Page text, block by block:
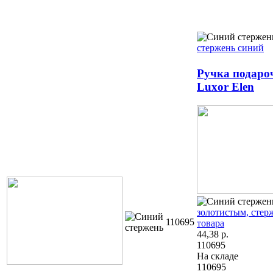
стержень синий
110695
Ручка
Luxor Elen
золотистым,
товара
44,38 р.
110695
На складе
110695